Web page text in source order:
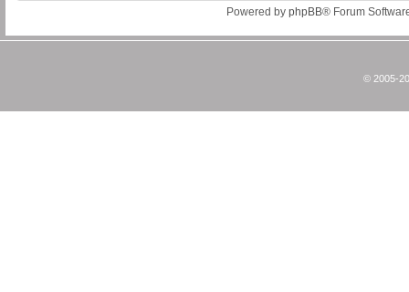
Powered by phpBB® Forum
© 2005-